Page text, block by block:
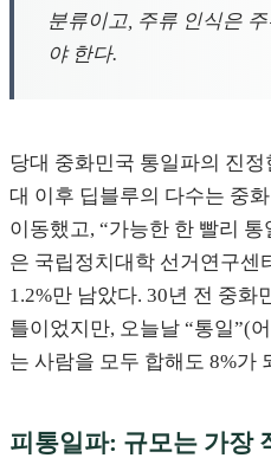
분류이고, 주류 인식은
야 한다.
당대 중화민국 통일파의 진
대 이후 딥블루의 다수는 중
이동했고, “가능한 한 빨리
은 국립정치대학 선거연구센
1.2%만 남았다. 30년 전 중화
틀이었지만, 오늘날 “통일”(
는 사람을 모두 합해도 8%가
피통일파: 규모는 가장